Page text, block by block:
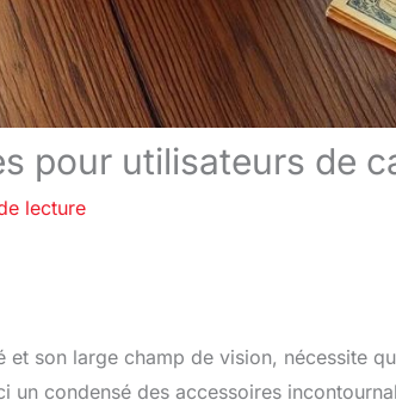
pour utilisateurs de
lecture
et son large champ de vision, nécessite
condensé des accessoires